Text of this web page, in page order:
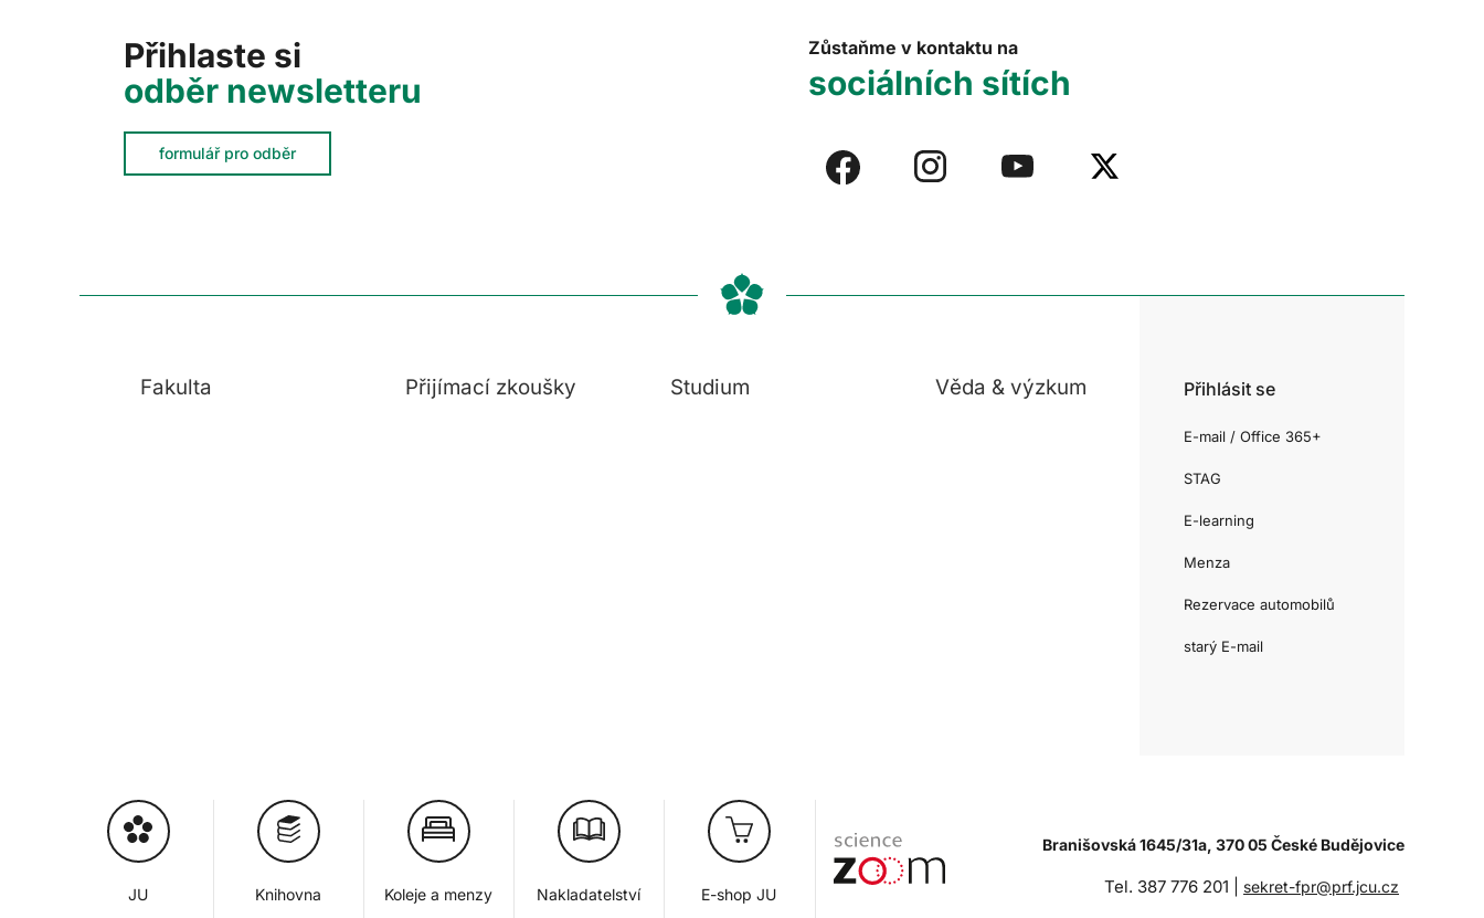
Přihlaste si
odběr newsletteru
formulář pro odběr
Zůstaňme v kontaktu na
sociálních sítích
Fakulta Přijímací zkoušky Studium Věda & výzkum Přihlásit se
E-mail / Office 365+
STAG
E-learning
Menza
Rezervace automobilů
starý E-mail
JU Knihovna Koleje a menzy Nakladatelství E-shop JU
Branišovská 1645/31a, 370 05 České Budějovice
Tel. 387 776 201 | sekret-fpr@prf.jcu.cz